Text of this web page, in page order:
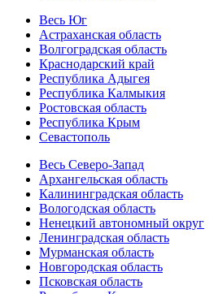
Весь Юг
Астраханская область
Волгоградская область
Краснодарский край
Республика Адыгея
Республика Калмыкия
Ростовская область
Республика Крым
Севастополь
Весь Северо-Запад
Архангельская область
Калининградская область
Вологодская область
Ненецкий автономный округ
Ленинградская область
Мурманская область
Новгородская область
Псковская область